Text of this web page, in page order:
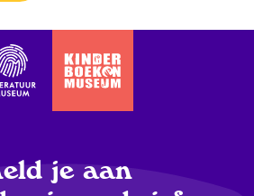
je aan